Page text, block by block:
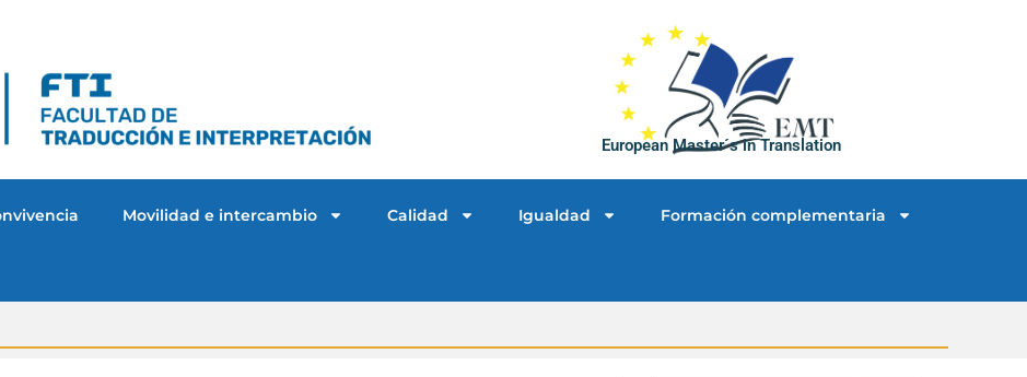
European Master´s in Translation
Movilidad e intercambio Calidad Igualdad Formación complementaria